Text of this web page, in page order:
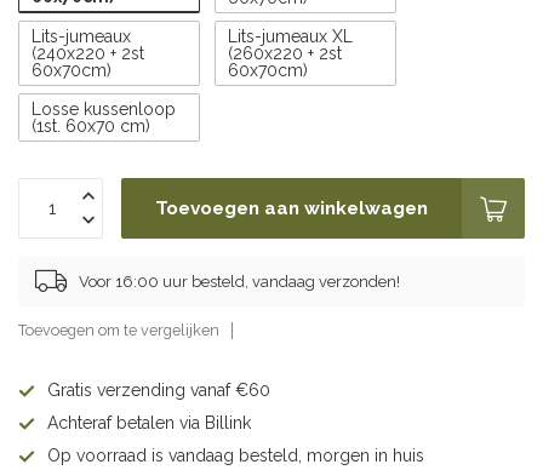
Lits-jumeaux
(240x220 + 2st
60x70cm)
Lits-jumeaux XL
(260x220 + 2st
60x70cm)
Losse kussenloop
(1st. 60x70 cm)
Toevoegen aan winkelwagen
Voor 16:00 uur besteld, vandaag verzonden!
Toevoegen om te vergelijken
Gratis verzending vanaf €60
Achteraf betalen via Billink
Op voorraad is vandaag besteld, morgen in huis